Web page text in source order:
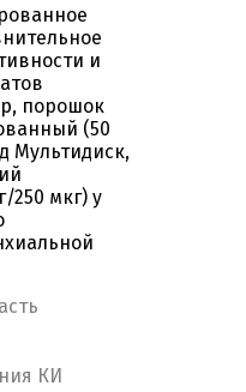
и
порошок
(50
Мультидиск,
250 мкг) у
КИ